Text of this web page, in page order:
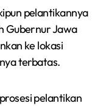
pelantikannya
Gubernur Jawa
ke lokasi
terbatas.
pelantikan